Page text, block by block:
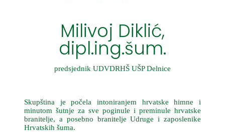
Milivoj Diklić,
dipl.ing.šum.
predsjednik UDVDRHŠ UŠP Delnice
Skupština je počela intoniranjem hrvatske himne i
minutom šutnje za sve poginule i preminule hrvatske
branitelje, a posebno branitelje Udruge i zaposlenike
Hrvatskih šuma.